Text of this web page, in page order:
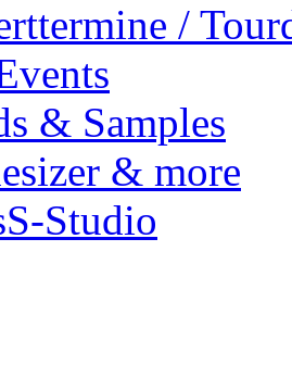
/
& Samples
& more
Studio